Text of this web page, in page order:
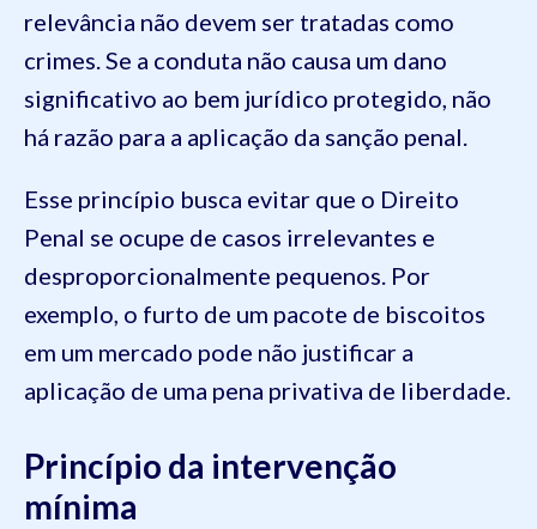
relevância não devem ser tratadas como
crimes. Se a conduta não causa um dano
significativo ao bem jurídico protegido, não
há razão para a aplicação da sanção penal.
Esse princípio busca evitar que o Direito
Penal se ocupe de casos irrelevantes e
desproporcionalmente pequenos. Por
exemplo, o furto de um pacote de biscoitos
em um mercado pode não justificar a
aplicação de uma pena privativa de liberdade.
Princípio da intervenção
mínima